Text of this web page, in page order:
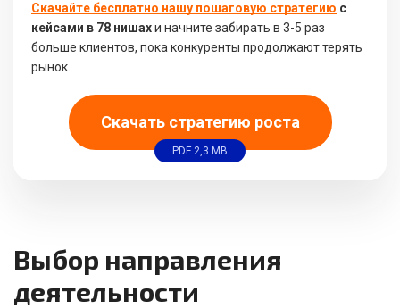
Скачайте бесплатно нашу пошаговую стратегию с
кейсами в 78 нишахи начните забирать в 3-5 раз
больше клиентов, пока конкуренты продолжают терять
рынок.
Скачать стратегию роста
PDF 2,3 MB
Выбор направления
деятельности